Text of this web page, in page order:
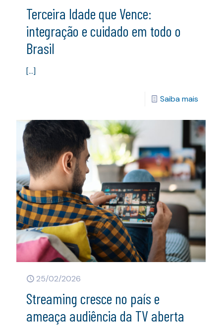
Terceira Idade que Vence:
integração e cuidado em todo o
Brasil
[…]
Saiba mais
25/02/2026
Streaming cresce no país e
ameaça audiência da TV aberta